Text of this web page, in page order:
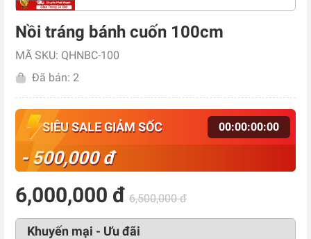
Nồi tráng bánh cuốn 100cm
MÃ SKU: QHNBC-100
Đã bán: 2
SIÊU SALE GIẢM SỐC 00:00:00:00
- 500,000 đ
6,000,000 đ 6,500,000 đ
Khuyến mại - Ưu đãi